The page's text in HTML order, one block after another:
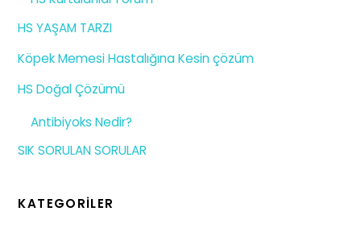
HS YAŞAM TARZI
Köpek Memesi Hastalığına Kesin çözüm
HS Doğal Çözümü
Antibiyoks Nedir?
SIK SORULAN SORULAR
KATEGORILER